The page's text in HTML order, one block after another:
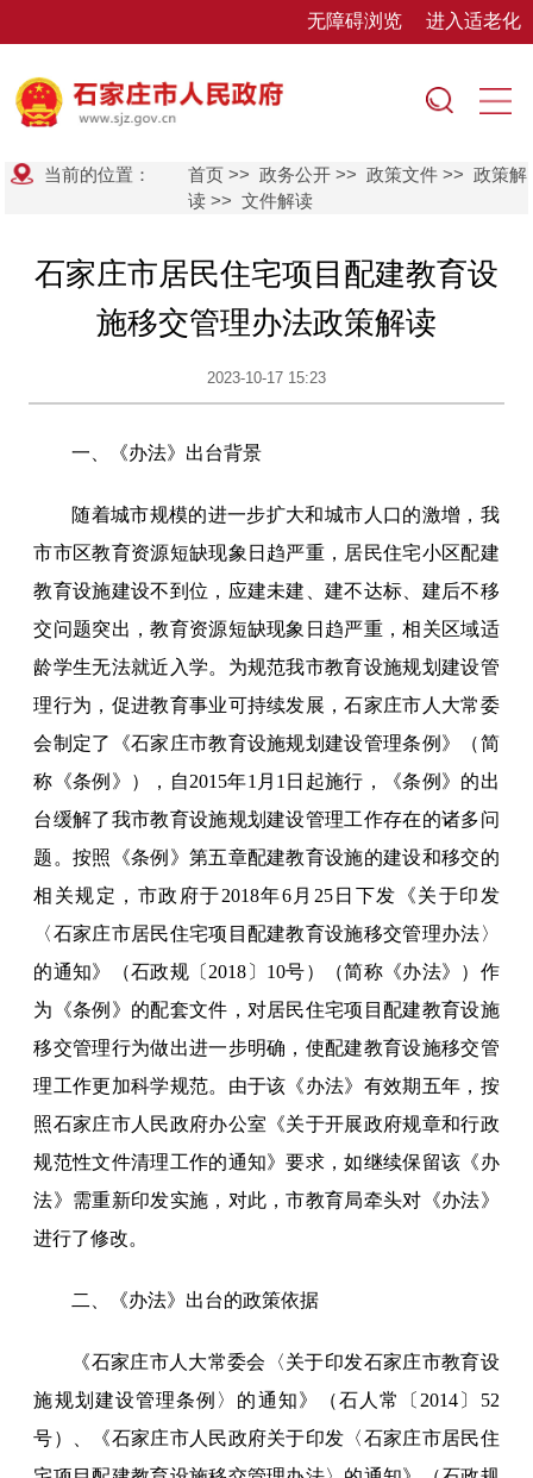
无障碍浏览 进入适老化
当前的位置： 首页 >>政务公开 >>政策文件 >>政策解
读 >>文件解读
石家庄市居民住宅项目配建教育设
施移交管理办法政策解读
2023-10-17 15:23
一、《办法》出台背景
随着城市规模的进一步扩大和城市人口的激增，我
市市区教育资源短缺现象日趋严重，居民住宅小区配建
教育设施建设不到位，应建未建、建不达标、建后不移
交问题突出，教育资源短缺现象日趋严重，相关区域适
龄学生无法就近入学。为规范我市教育设施规划建设管
理行为，促进教育事业可持续发展，石家庄市人大常委
会制定了《石家庄市教育设施规划建设管理条例》（简
称《条例》），自2015年1月1日起施行，《条例》的出
台缓解了我市教育设施规划建设管理工作存在的诸多问
题。按照《条例》第五章配建教育设施的建设和移交的
相关规定，市政府于2018年6月25日下发《关于印发
〈石家庄市居民住宅项目配建教育设施移交管理办法〉
的通知》（石政规〔2018〕10号）（简称《办法》）作
为《条例》的配套文件，对居民住宅项目配建教育设施
移交管理行为做出进一步明确，使配建教育设施移交管
理工作更加科学规范。由于该《办法》有效期五年，按
照石家庄市人民政府办公室《关于开展政府规章和行政
规范性文件清理工作的通知》要求，如继续保留该《办
法》需重新印发实施，对此，市教育局牵头对《办法》
进行了修改。
二、《办法》出台的政策依据
《石家庄市人大常委会〈关于印发石家庄市教育设
施规划建设管理条例〉的通知》（石人常〔2014〕52
号）、《石家庄市人民政府关于印发〈石家庄市居民住